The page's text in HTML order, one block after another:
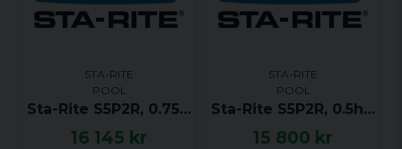
STA-RITE
POOL
Sta-Rite S5P2R, 0.75hk / 0.56kW, 1-fas 240V
16 145 kr
STA-RITE
POOL
Sta-Rite S5P2R, 0.5hk / 0.37kW, 1-fas 240V
15 800 kr